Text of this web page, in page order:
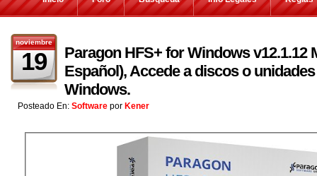
noviembre
19
Paragon HFS+ for Windows v12.1.12
Español), Accede a discos o
Windows.
Posteado En: Software por Kener